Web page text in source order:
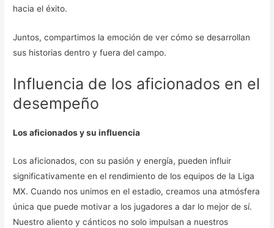
hacia el éxito.
Juntos, compartimos la emoción de ver cómo se desarrollan
sus historias dentro y fuera del campo.
Influencia de los aficionados en el
desempeño
Los aficionados y su influencia
Los aficionados, con su pasión y energía, pueden influir
significativamente en el rendimiento de los equipos de la Liga
MX. Cuando nos unimos en el estadio, creamos una atmósfera
única que puede motivar a los jugadores a dar lo mejor de sí.
Nuestro aliento y cánticos no solo impulsan a nuestros